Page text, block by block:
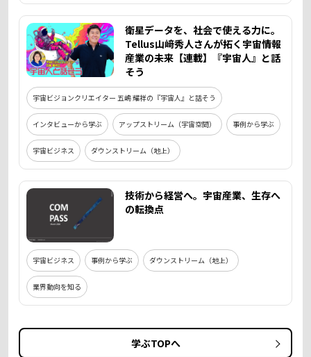
衛星データを、社会で使える力に。
Tellus山﨑秀人さんが拓く宇宙情報
産業の未来【連載】『宇宙人』と話
そう
宇宙ビジョンクリエイター 五嶋 耀祥の『宇宙人』と話そう
インタビューから学ぶ アップストリーム（宇宙空間） 事例から学ぶ
宇宙ビジネス ダウンストリーム（地上）
技術から経営へ。宇宙産業、生存へ
の転換点
宇宙ビジネス 事例から学ぶ ダウンストリーム（地上）
業界動向を知る
学ぶTOPへ